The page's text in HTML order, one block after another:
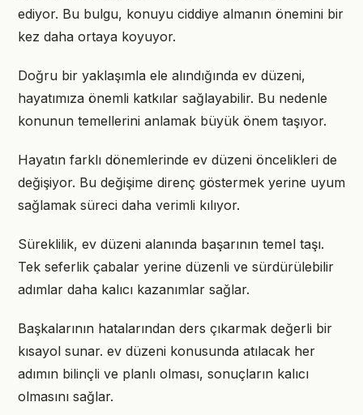
ediyor. Bu bulgu, konuyu ciddiye almanın önemini bir
kez daha ortaya koyuyor.
Doğru bir yaklaşımla ele alındığında ev düzeni,
hayatımıza önemli katkılar sağlayabilir. Bu nedenle
konunun temellerini anlamak büyük önem taşıyor.
Hayatın farklı dönemlerinde ev düzeni öncelikleri de
değişiyor. Bu değişime direnç göstermek yerine uyum
sağlamak süreci daha verimli kılıyor.
Süreklilik, ev düzeni alanında başarının temel taşı.
Tek seferlik çabalar yerine düzenli ve sürdürülebilir
adımlar daha kalıcı kazanımlar sağlar.
Başkalarının hatalarından ders çıkarmak değerli bir
kısayol sunar. ev düzeni konusunda atılacak her
adımın bilinçli ve planlı olması, sonuçların kalıcı
olmasını sağlar.